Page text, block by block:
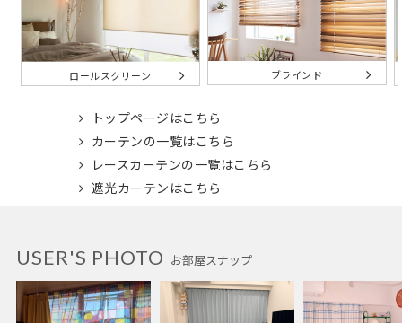
ロールスクリーン ブラインド
トップページはこちら
カーテンの一覧はこちら
レースカーテンの一覧はこちら
遮光カーテンはこちら
お部屋スナップ
USER'S PHOTO